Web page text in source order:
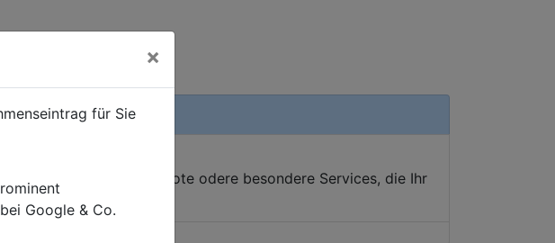
Emma-Laden
hinzufügen?
um Sonderangebote odere besondere Services, die Ihr
×
für Sie
Google & Co.